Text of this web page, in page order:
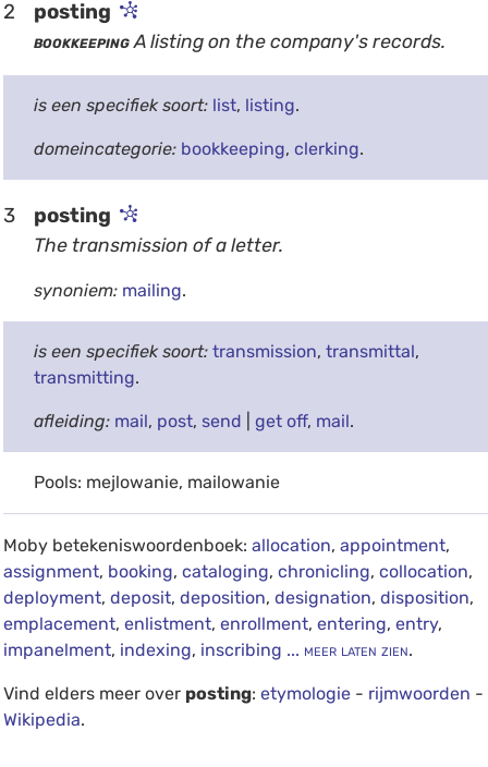
2 posting
bookkeepingA listing on the company's records.
is een specifiek soort: list, listing.
domeincategorie: bookkeeping, clerking.
3 posting
The transmission of a letter.
synoniem: mailing.
is een specifiek soort: transmission, transmittal,
transmitting.
afleiding: mail, post, send get off, mail.
Pools: mejlowanie, mailowanie
Moby betekeniswoordenboek: allocation, appointment,
assignment, booking, cataloging, chronicling, collocation,
deployment, deposit, deposition, designation, disposition,
emplacement, enlistment, enrollment, entering, entry,
impanelment, indexing, inscribing ... meer laten zien.
Vind elders meer over posting: etymologie- rijmwoorden -
Wikipedia.